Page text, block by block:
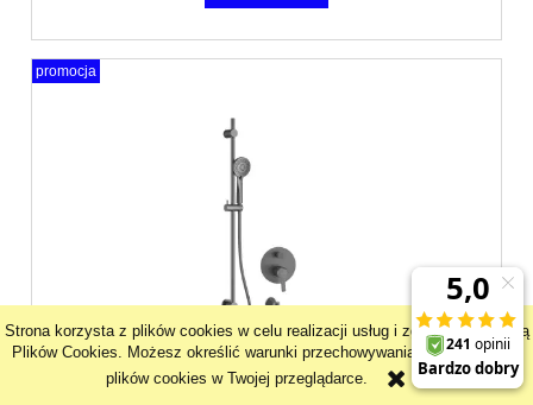
Strona korzysta z plików cookies w celu realizacji usług i zgodnie z Polityką
Plików Cookies. Możesz określić warunki przechowywania lub dostępu do
plików cookies w Twojej przeglądarce.
Deante ARNIKA bateria wannowo-
promocja